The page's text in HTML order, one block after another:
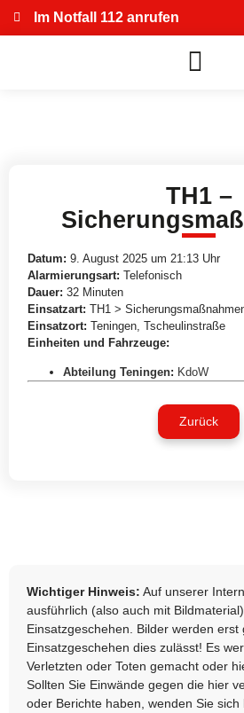
Im Notfall 112 anrufen
TH1 –
Datum: 9. August 2025 um 21:13 Uhr
Alarmierungsart: Telefonisch
Dauer: 32 Minuten
Einsatzart: TH1 >
Einsatzort: Teningen, Tscheulinstraße
Einheiten und Fahrzeuge:
Abteilung Teningen: KdoW
Zurück
Wichtiger Hinweis: Auf unserer
ausführlich (also auch mit
Einsatzgeschehen. Bilder werden
Einsatzgeschehen dies zulässt! Es
Verletzten oder Toten gemacht oder
Sollten Sie Einwände gegen die hier
oder Berichte haben, wenden Sie